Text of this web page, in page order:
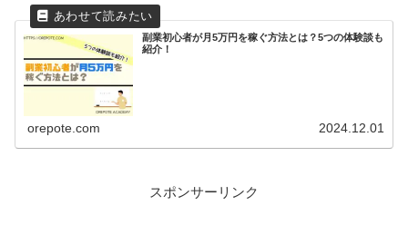
副業初心者が月5万円を稼ぐ方法とは？5つの体験談も
紹介！
orepote.com 2024.12.01
スポンサーリンク